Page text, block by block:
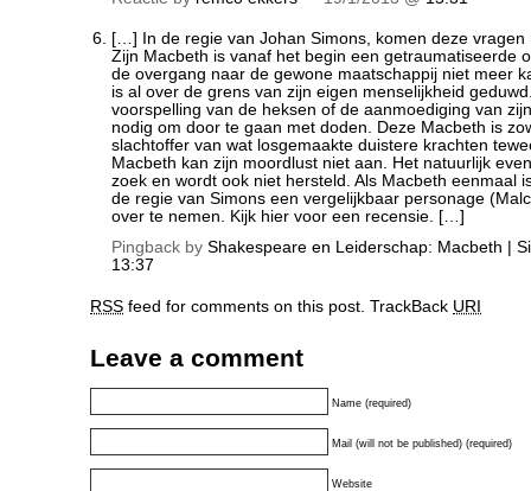
[…] In de regie van Johan Simons, komen deze vragen
Zijn Macbeth is vanaf het begin een getraumatiseerde
de overgang naar de gewone maatschappij niet meer
is al over de grens van zijn eigen menselijkheid
voorspelling van de heksen of de aanmoediging van
nodig om door te gaan met doden. Deze Macbeth is
slachtoffer van wat losgemaakte duistere krachten
Macbeth kan zijn moordlust niet aan. Het natuurlijk
zoek en wordt ook niet hersteld. Als Macbeth eenmaal
de regie van Simons een vergelijkbaar personage
over te nemen. Kijk hier voor een recensie. […]
Pingback by Shakespeare en Leiderschap: Macbeth |
13:37
RSS feed for comments on this post. TrackBack URI
Leave a comment
Name (required)
Mail (will not be published) (required)
Website